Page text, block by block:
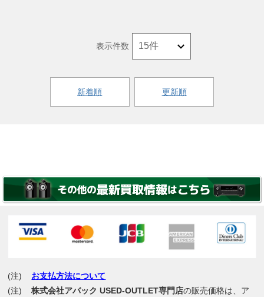
新着順 更新順
表示件数
(注)
お支払方法について
(注)
株式会社アバック USED-OUTLET専門店の販売価格は、ア